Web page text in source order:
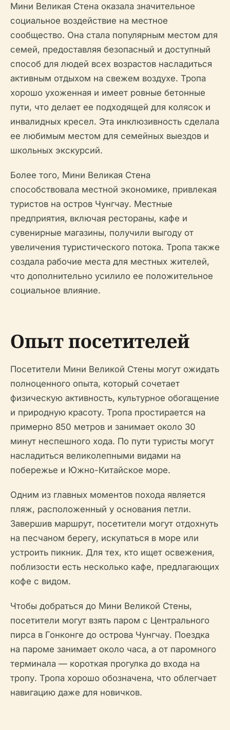
Мини Великая Стена оказала значительное
социальное воздействие на местное
сообщество. Она стала популярным местом для
семей, предоставляя безопасный и доступный
способ для людей всех возрастов насладиться
активным отдыхом на свежем воздухе. Тропа
хорошо ухоженная и имеет ровные бетонные
пути, что делает ее подходящей для колясок и
инвалидных кресел. Эта инклюзивность сделала
ее любимым местом для семейных выездов и
школьных экскурсий.
Более того, Мини Великая Стена
способствовала местной экономике, привлекая
туристов на остров Чунгчау. Местные
предприятия, включая рестораны, кафе и
сувенирные магазины, получили выгоду от
увеличения туристического потока. Тропа также
создала рабочие места для местных жителей,
что дополнительно усилило ее положительное
социальное влияние.
Опыт посетителей
Посетители Мини Великой Стены могут ожидать
полноценного опыта, который сочетает
физическую активность, культурное обогащение
и природную красоту. Тропа простирается на
примерно 850 метров и занимает около 30
минут неспешного хода. По пути туристы могут
насладиться великолепными видами на
побережье и Южно-Китайское море.
Одним из главных моментов похода является
пляж, расположенный у основания петли.
Завершив маршрут, посетители могут отдохнуть
на песчаном берегу, искупаться в море или
устроить пикник. Для тех, кто ищет освежения,
поблизости есть несколько кафе, предлагающих
кофе с видом.
Чтобы добраться до Мини Великой Стены,
посетители могут взять паром с Центрального
пирса в Гонконге до острова Чунгчау. Поездка
на пароме занимает около часа, а от паромного
терминала — короткая прогулка до входа на
тропу. Тропа хорошо обозначена, что облегчает
навигацию даже для новичков.